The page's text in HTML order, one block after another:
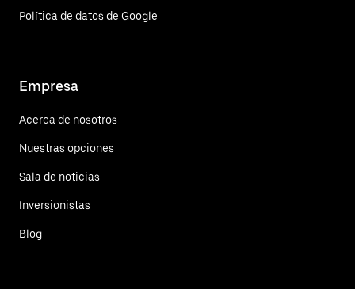
Política de datos de Google
Empresa
Acerca de nosotros
Nuestras opciones
Sala de noticias
Inversionistas
Blog